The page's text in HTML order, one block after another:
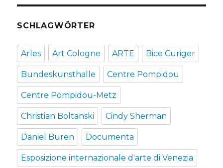
SCHLAGWÖRTER
Arles Art Cologne ARTE Bice Curiger
Bundeskunsthalle Centre Pompidou
Centre Pompidou-Metz
Christian Boltanski Cindy Sherman
Daniel Buren Documenta
Esposizione internazionale d'arte di Venezia